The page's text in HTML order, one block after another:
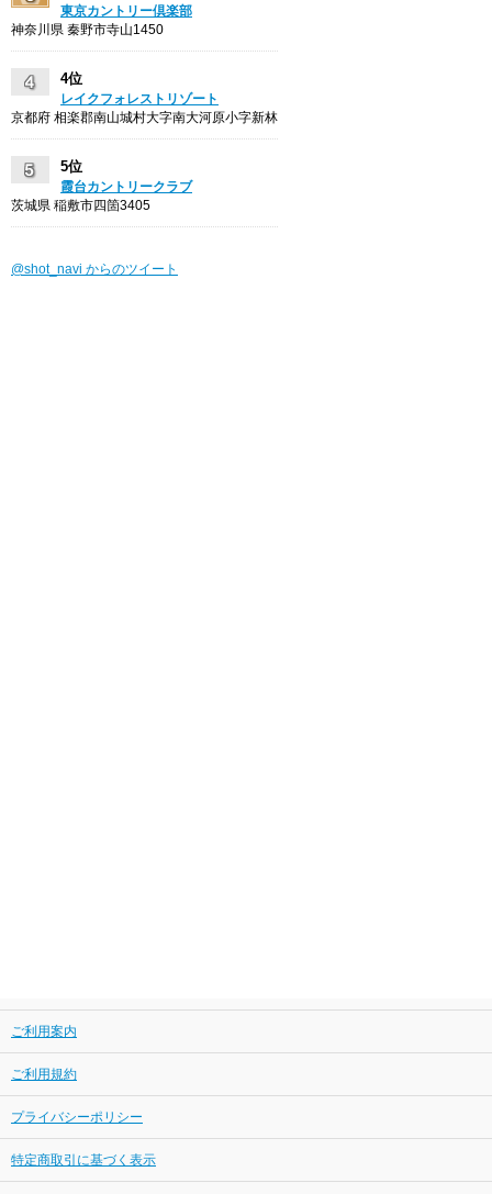
東京カントリー倶楽部
神奈川県 秦野市寺山1450
4位
レイクフォレストリゾート
京都府 相楽郡南山城村大字南大河原小字新林
5位
霞台カントリークラブ
茨城県 稲敷市四箇3405
@shot_navi からのツイート
ご利用案内
ご利用規約
プライバシーポリシー
特定商取引に基づく表示